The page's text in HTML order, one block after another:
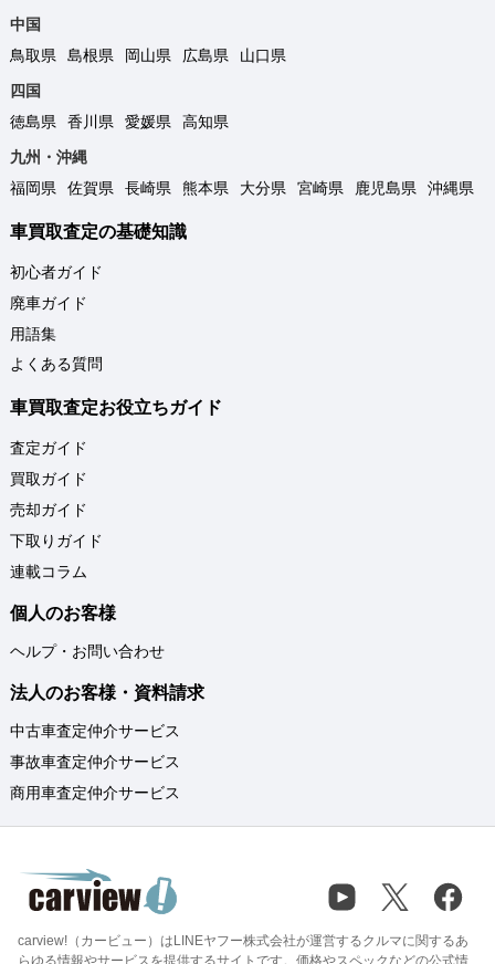
中国
鳥取県
島根県 岡山県 広島県
山口県
四国
徳島県
香川県 愛媛県
高知県
九州・沖縄
福岡県
佐賀県 長崎県 熊本県 大分県 宮崎県 鹿児島県 沖縄県
車買取査定の基礎知識
初心者ガイド
廃車ガイド
用語集
よくある質問
車買取査定お役立ちガイド
査定ガイド
買取ガイド
売却ガイド
下取りガイド
連載コラム
個人のお客様
ヘルプ・お問い合わせ
法人のお客様・資料請求
中古車査定仲介サービス
事故車査定仲介サービス
商用車査定仲介サービス
carview!（カービュー）はLINEヤフー株式会社が運営するクルマに関するあ
らゆる情報やサービスを提供するサイトです。価格やスペックなどの公式情